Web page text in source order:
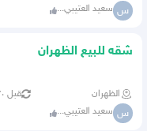
س سعيد العتيبي...
شقه للبيع الظهران
الظهران قبل ٢٠ ساعة
س سعيد العتيبي...